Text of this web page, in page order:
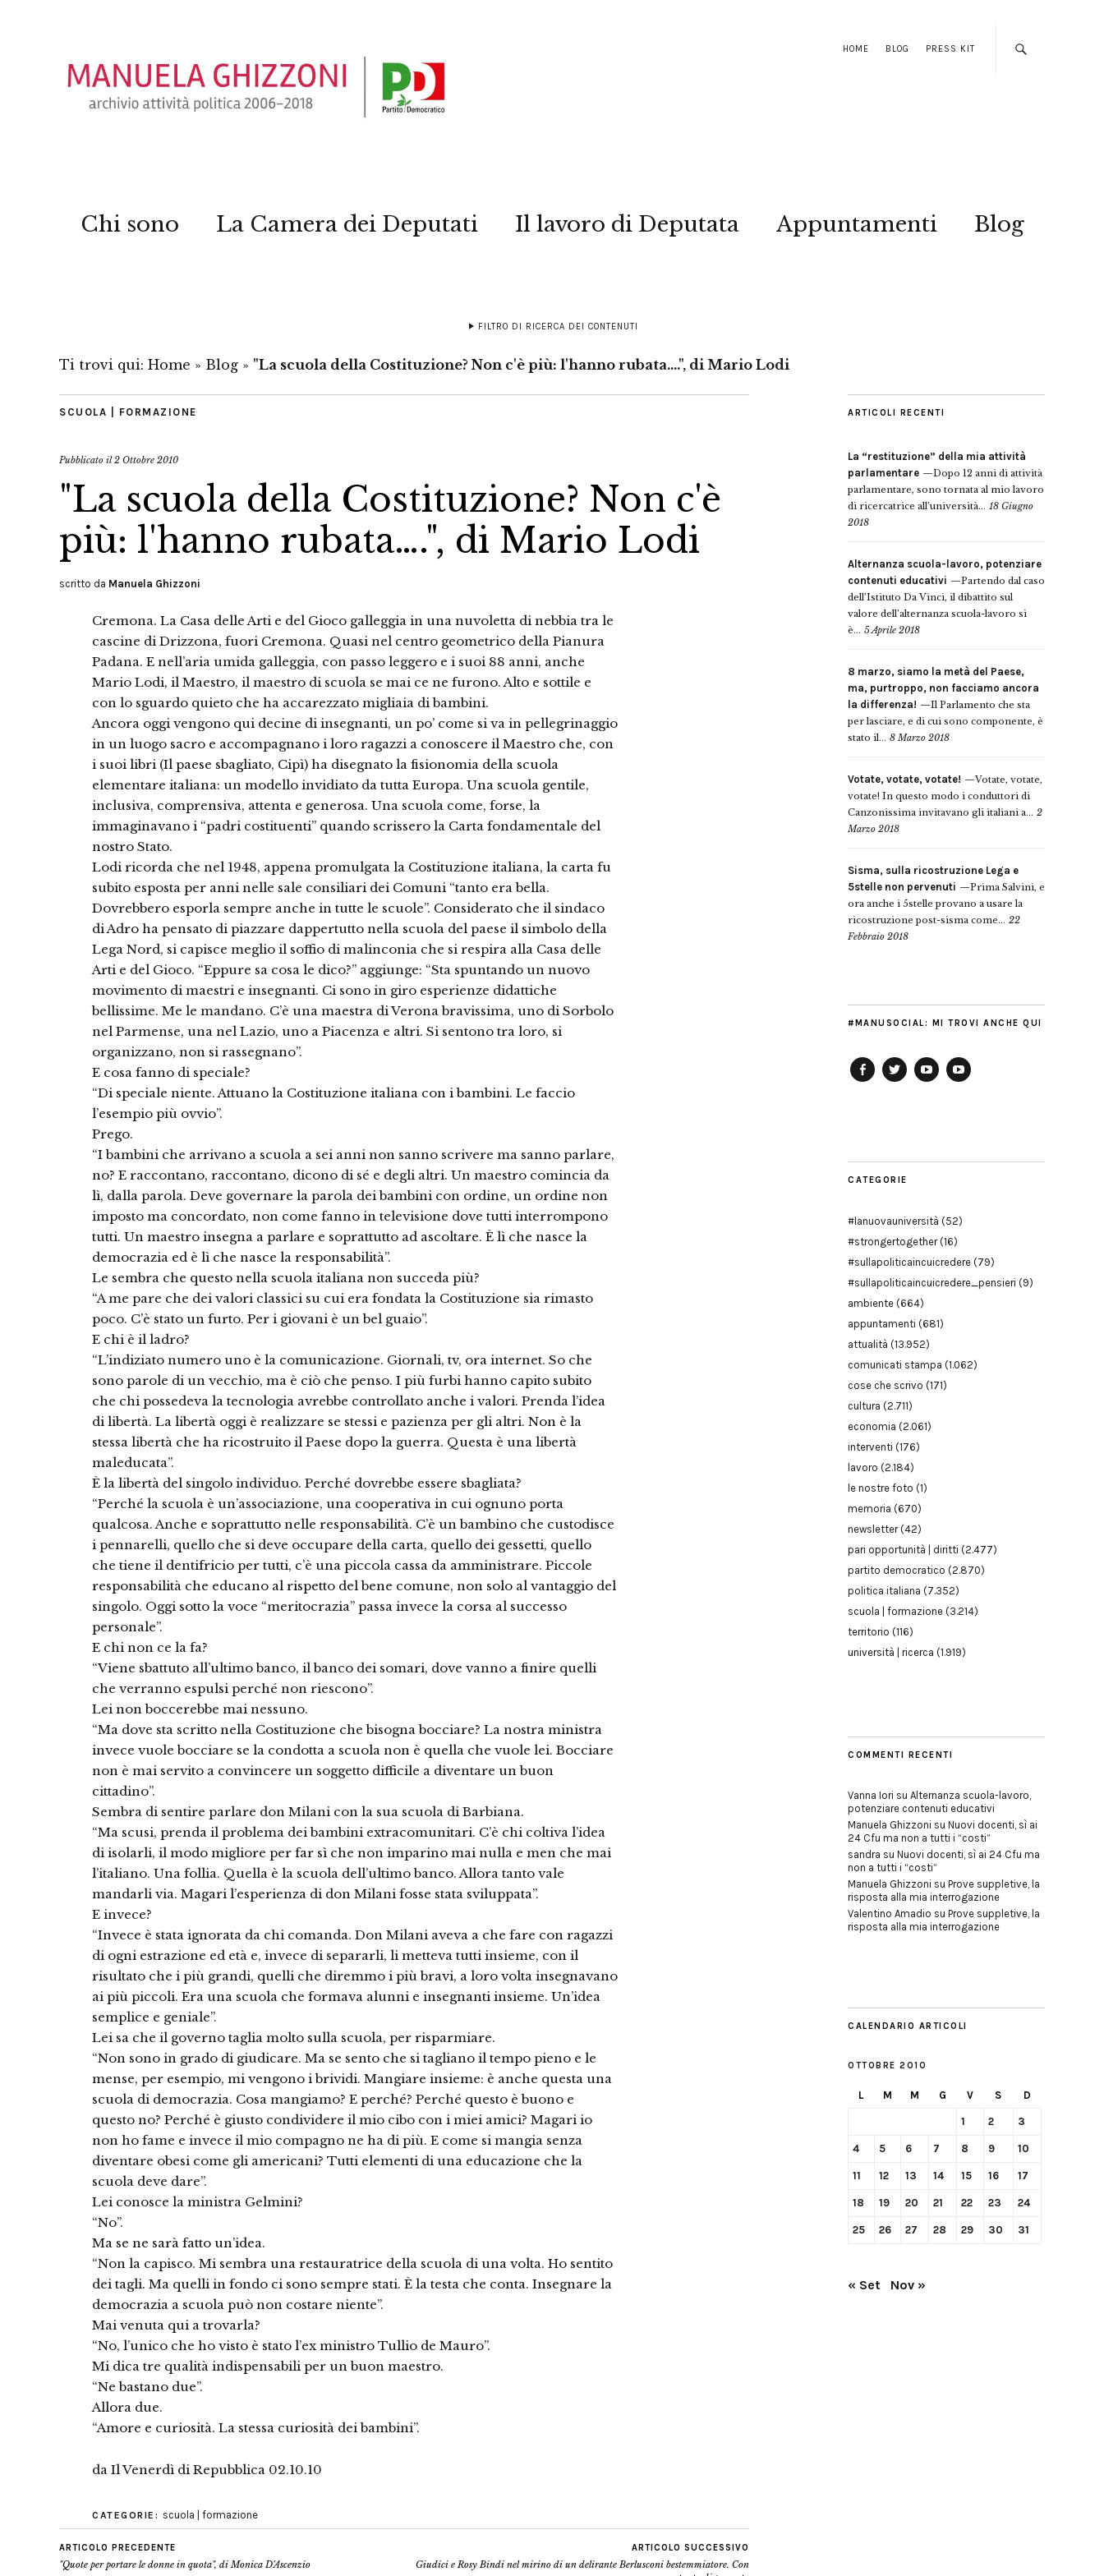
HOME BLOG PRESS KIT
Chi sono La Camera dei Deputati Il lavoro di Deputata Appuntamenti Blog
FILTRO DI RICERCA DEI CONTENUTI
Ti trovi qui: Home » Blog » "La scuola della Costituzione? Non c'è più: l'hanno rubata….", di Mario Lodi
SCUOLA | FORMAZIONE
Pubblicato il2 Ottobre 2010
"La scuola della Costituzione? Non c'è
più: l'hanno rubata….", di Mario Lodi
scritto da Manuela Ghizzoni
Cremona. La Casa delle Arti e del Gioco galleggia in una nuvoletta di nebbia tra le
cascine di Drizzona, fuori Cremona. Quasi nel centro geometrico della Pianura
Padana. E nell’aria umida galleggia, con passo leggero e i suoi 88 anni, anche
Mario Lodi, il Maestro, il maestro di scuola se mai ce ne furono. Alto e sottile e
con lo sguardo quieto che ha accarezzato migliaia di bambini.
Ancora oggi vengono qui decine di insegnanti, un po’ come si va in pellegrinaggio
in un luogo sacro e accompagnano i loro ragazzi a conoscere il Maestro che, con
i suoi libri (Il paese sbagliato, Cipì) ha disegnato la fisionomia della scuola
elementare italiana: un modello invidiato da tutta Europa. Una scuola gentile,
inclusiva, comprensiva, attenta e generosa. Una scuola come, forse, la
immaginavano i “padri costituenti” quando scrissero la Carta fondamentale del
nostro Stato.
Lodi ricorda che nel 1948, appena promulgata la Costituzione italiana, la carta fu
subito esposta per anni nelle sale consiliari dei Comuni “tanto era bella.
Dovrebbero esporla sempre anche in tutte le scuole”. Considerato che il sindaco
di Adro ha pensato di piazzare dappertutto nella scuola del paese il simbolo della
Lega Nord, si capisce meglio il soffio di malinconia che si respira alla Casa delle
Arti e del Gioco. “Eppure sa cosa le dico?” aggiunge: “Sta spuntando un nuovo
movimento di maestri e insegnanti. Ci sono in giro esperienze didattiche
bellissime. Me le mandano. C’è una maestra di Verona bravissima, uno di Sorbolo
nel Parmense, una nel Lazio, uno a Piacenza e altri. Si sentono tra loro, si
organizzano, non si rassegnano”.
E cosa fanno di speciale?
“Di speciale niente. Attuano la Costituzione italiana con i bambini. Le faccio
l’esempio più ovvio”.
Prego.
“I bambini che arrivano a scuola a sei anni non sanno scrivere ma sanno parlare,
no? E raccontano, raccontano, dicono di sé e degli altri. Un maestro comincia da
lì, dalla parola. Deve governare la parola dei bambini con ordine, un ordine non
imposto ma concordato, non come fanno in televisione dove tutti interrompono
tutti. Un maestro insegna a parlare e soprattutto ad ascoltare. È lì che nasce la
democrazia ed è lì che nasce la responsabilità”.
Le sembra che questo nella scuola italiana non succeda più?
“A me pare che dei valori classici su cui era fondata la Costituzione sia rimasto
poco. C’è stato un furto. Per i giovani è un bel guaio”.
E chi è il ladro?
“L’indiziato numero uno è la comunicazione. Giornali, tv, ora internet. So che
sono parole di un vecchio, ma è ciò che penso. I più furbi hanno capito subito
che chi possedeva la tecnologia avrebbe controllato anche i valori. Prenda l’idea
di libertà. La libertà oggi è realizzare se stessi e pazienza per gli altri. Non è la
stessa libertà che ha ricostruito il Paese dopo la guerra. Questa è una libertà
maleducata”.
È la libertà del singolo individuo. Perché dovrebbe essere sbagliata?
“Perché la scuola è un’associazione, una cooperativa in cui ognuno porta
qualcosa. Anche e soprattutto nelle responsabilità. C’è un bambino che custodisce
i pennarelli, quello che si deve occupare della carta, quello dei gessetti, quello
che tiene il dentifricio per tutti, c’è una piccola cassa da amministrare. Piccole
responsabilità che educano al rispetto del bene comune, non solo al vantaggio del
singolo. Oggi sotto la voce “meritocrazia” passa invece la corsa al successo
personale”.
E chi non ce la fa?
“Viene sbattuto all’ultimo banco, il banco dei somari, dove vanno a finire quelli
che verranno espulsi perché non riescono”.
Lei non boccerebbe mai nessuno.
“Ma dove sta scritto nella Costituzione che bisogna bocciare? La nostra ministra
invece vuole bocciare se la condotta a scuola non è quella che vuole lei. Bocciare
non è mai servito a convincere un soggetto difficile a diventare un buon
cittadino”.
Sembra di sentire parlare don Milani con la sua scuola di Barbiana.
“Ma scusi, prenda il problema dei bambini extracomunitari. C’è chi coltiva l’idea
di isolarli, il modo migliore per far sì che non imparino mai nulla e men che mai
l’italiano. Una follia. Quella è la scuola dell’ultimo banco. Allora tanto vale
mandarli via. Magari l’esperienza di don Milani fosse stata sviluppata”.
E invece?
“Invece è stata ignorata da chi comanda. Don Milani aveva a che fare con ragazzi
di ogni estrazione ed età e, invece di separarli, li metteva tutti insieme, con il
risultato che i più grandi, quelli che diremmo i più bravi, a loro volta insegnavano
ai più piccoli. Era una scuola che formava alunni e insegnanti insieme. Un’idea
semplice e geniale”.
Lei sa che il governo taglia molto sulla scuola, per risparmiare.
“Non sono in grado di giudicare. Ma se sento che si tagliano il tempo pieno e le
mense, per esempio, mi vengono i brividi. Mangiare insieme: è anche questa una
scuola di democrazia. Cosa mangiamo? E perché? Perché questo è buono e
questo no? Perché è giusto condividere il mio cibo con i miei amici? Magari io
non ho fame e invece il mio compagno ne ha di più. E come si mangia senza
diventare obesi come gli americani? Tutti elementi di una educazione che la
scuola deve dare”.
Lei conosce la ministra Gelmini?
“No”.
Ma se ne sarà fatto un’idea.
“Non la capisco. Mi sembra una restauratrice della scuola di una volta. Ho sentito
dei tagli. Ma quelli in fondo ci sono sempre stati. È la testa che conta. Insegnare la
democrazia a scuola può non costare niente”.
Mai venuta qui a trovarla?
“No, l’unico che ho visto è stato l’ex ministro Tullio de Mauro”.
Mi dica tre qualità indispensabili per un buon maestro.
“Ne bastano due”.
Allora due.
“Amore e curiosità. La stessa curiosità dei bambini”.
da Il Venerdì di Repubblica 02.10.10
CATEGORIE: scuola | formazione
ARTICOLO PRECEDENTE
"Quote per portare le donne in quota", di Monica D'Ascenzio
ARTICOLO SUCCESSIVO
Giudici e Rosy Bindi nel mirino di un delirante Berlusconi bestemmiatore. Con
ARTICOLI RECENTI
La “restituzione” della mia attività
parlamentare
Dopo 12 anni di attività
parlamentare, sono tornata al mio lavoro
di ricercatrice all’università... 18 Giugno
2018
Alternanza scuola-lavoro, potenziare
contenuti educativi
Partendo dal caso
dell’Istituto Da Vinci, il dibattito sul
valore dell’alternanza scuola-lavoro si
è... 5 Aprile 2018
8 marzo, siamo la metà del Paese,
ma, purtroppo, non facciamo ancora
la differenza!
Il Parlamento che sta
per lasciare, e di cui sono componente, è
stato il... 8 Marzo 2018
Votate, votate, votate!
Votate, votate,
votate! In questo modo i conduttori di
Canzonissima invitavano gli italiani a... 2
Marzo 2018
Sisma, sulla ricostruzione Lega e
5stelle non pervenuti
Prima Salvini, e
ora anche i 5stelle provano a usare la
ricostruzione post-sisma come... 22
Febbraio 2018
#MANUSOCIAL: MI TROVI ANCHE QUI
CATEGORIE
#lanuovauniversità (52)
#strongertogether(16)
#sullapoliticaincuicredere (79)
#sullapoliticaincuicredere_pensieri (9)
ambiente (664)
appuntamenti (681)
attualità (13.952)
comunicati stampa (1.062)
cose che scrivo (171)
cultura (2.711)
economia (2.061)
interventi (176)
lavoro (2.184)
le nostre foto (1)
memoria (670)
newsletter(42)
pari opportunità | diritti (2.477)
partito democratico (2.870)
politica italiana (7.352)
scuola | formazione (3.214)
territorio (116)
università | ricerca (1.919)
COMMENTI RECENTI
Vanna Iori su Alternanza scuola-lavoro,
potenziare contenuti educativi
Manuela Ghizzoni su Nuovi docenti, sì ai
24 Cfu ma non a tutti i “costi”
sandra su Nuovi docenti, sì ai 24 Cfu ma
non a tutti i “costi”
Manuela Ghizzoni su Prove suppletive, la
risposta alla mia interrogazione
Valentino Amadio su Prove suppletive, la
risposta alla mia interrogazione
CALENDARIO ARTICOLI
OTTOBRE 2010
L M M G V S D
1 2 3
4 5 6 7 8 9 10
11 12 13 14 15 16 17
18 19 20 21 22 23 24
25 26 27 28 29 30 31
« Set Nov »